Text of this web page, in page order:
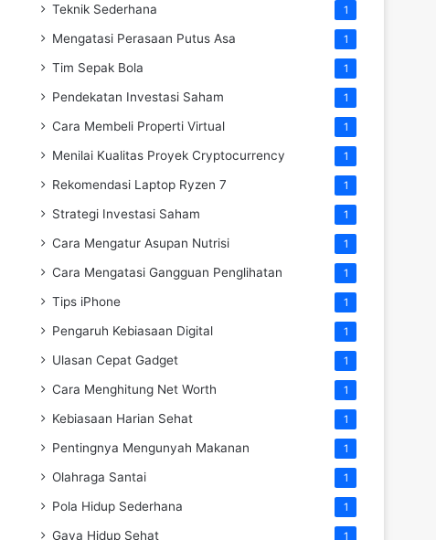
Teknik Sederhana 1
Mengatasi Perasaan Putus Asa 1
Tim Sepak Bola 1
Pendekatan Investasi Saham 1
Cara Membeli Properti Virtual 1
Menilai Kualitas Proyek Cryptocurrency 1
Rekomendasi Laptop Ryzen 7 1
Strategi Investasi Saham 1
Cara Mengatur Asupan Nutrisi 1
Cara Mengatasi Gangguan Penglihatan 1
Tips iPhone 1
Pengaruh Kebiasaan Digital 1
Ulasan Cepat Gadget 1
Cara Menghitung Net Worth 1
Kebiasaan Harian Sehat 1
Pentingnya Mengunyah Makanan 1
Olahraga Santai 1
Pola Hidup Sederhana 1
Gaya Hidup Sehat 1